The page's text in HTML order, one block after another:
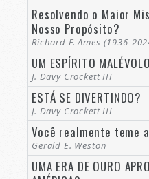
Resolvendo o Maior
Nosso Propósito?
Richard F. Ames (1936-
UM ESPÍRITO MALÉVOLO
J. Davy Crockett III
ESTÁ SE DIVERTINDO?
J. Davy Crockett III
Você realmente teme
Gerald E. Weston
UMA ERA DE OURO